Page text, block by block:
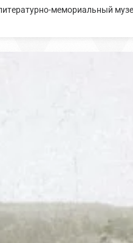
мемориальный